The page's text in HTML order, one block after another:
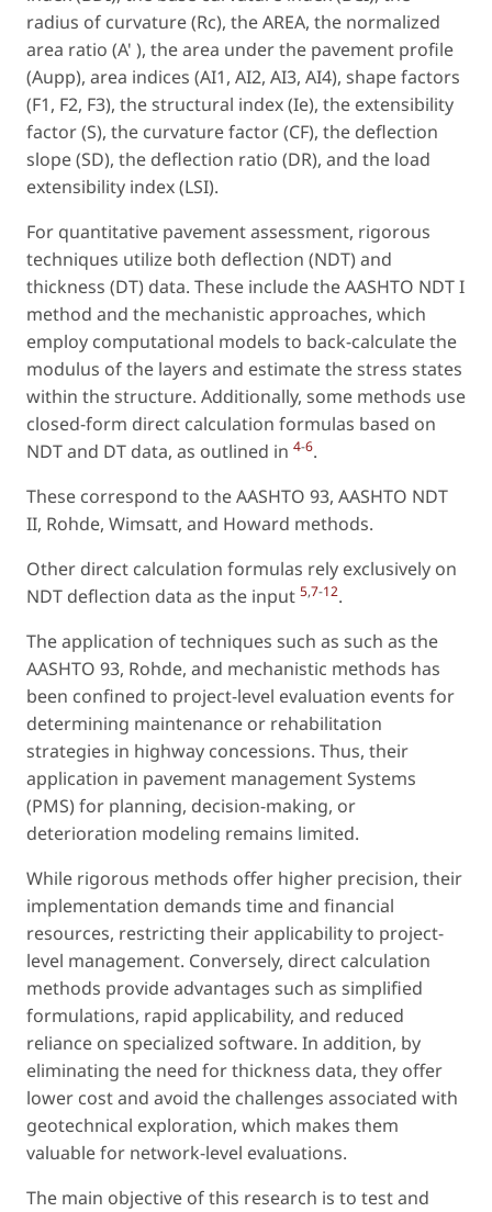
radius of curvature (Rc), the AREA, the normalized
area ratio (A' ), the area under the pavement profile
(Aupp), area indices (AI1, AI2, AI3, AI4), shape factors
(F1, F2, F3), the structural index (Ie), the extensibility
factor (S), the curvature factor (CF), the deflection
slope (SD), the deflection ratio (DR), and the load
extensibility index (LSI).
For quantitative pavement assessment, rigorous
techniques utilize both deflection (NDT) and
thickness (DT) data. These include the AASHTO NDT I
method and the mechanistic approaches, which
employ computational models to back-calculate the
modulus of the layers and estimate the stress states
within the structure. Additionally, some methods use
closed-form direct calculation formulas based on
NDT and DT data, as outlined in 4-6.
These correspond to the AASHTO 93, AASHTO NDT
II, Rohde, Wimsatt, and Howard methods.
Other direct calculation formulas rely exclusively on
NDT deflection data as the input 5,7-12.
The application of techniques such as such as the
AASHTO 93, Rohde, and mechanistic methods has
been confined to project-level evaluation events for
determining maintenance or rehabilitation
strategies in highway concessions. Thus, their
application in pavement management Systems
(PMS) for planning, decision-making, or
deterioration modeling remains limited.
While rigorous methods offer higher precision, their
implementation demands time and financial
resources, restricting their applicability to project-
level management. Conversely, direct calculation
methods provide advantages such as simplified
formulations, rapid applicability, and reduced
reliance on specialized software. In addition, by
eliminating the need for thickness data, they offer
lower cost and avoid the challenges associated with
geotechnical exploration, which makes them
valuable for network-level evaluations.
The main objective of this research is to test and